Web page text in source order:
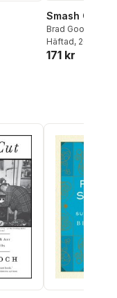
Smash Cut
Brad Gooch
Häftad, 2016
171 kr